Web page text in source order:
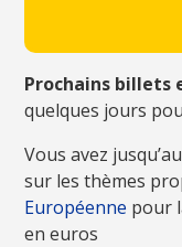
Prochains billets
quelques jours
Vous avez
sur les thèmes
Européenne pour
en euros